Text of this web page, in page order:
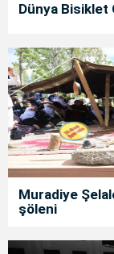
Dünya Bisiklet
Muradiye
şöleni